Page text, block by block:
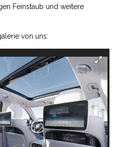
Feinstaub und weitere
von uns: